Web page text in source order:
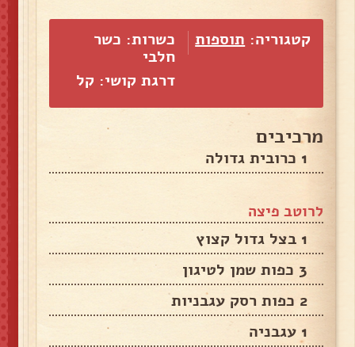
קטגוריה: תוספות
כשרות: כשר
חלבי
דרגת קושי: קל
מרכיבים
1 כרובית גדולה
לרוטב פיצה
1 בצל גדול קצוץ
3 כפות שמן לטיגון
2 כפות רסק עגבניות
1 עגבניה